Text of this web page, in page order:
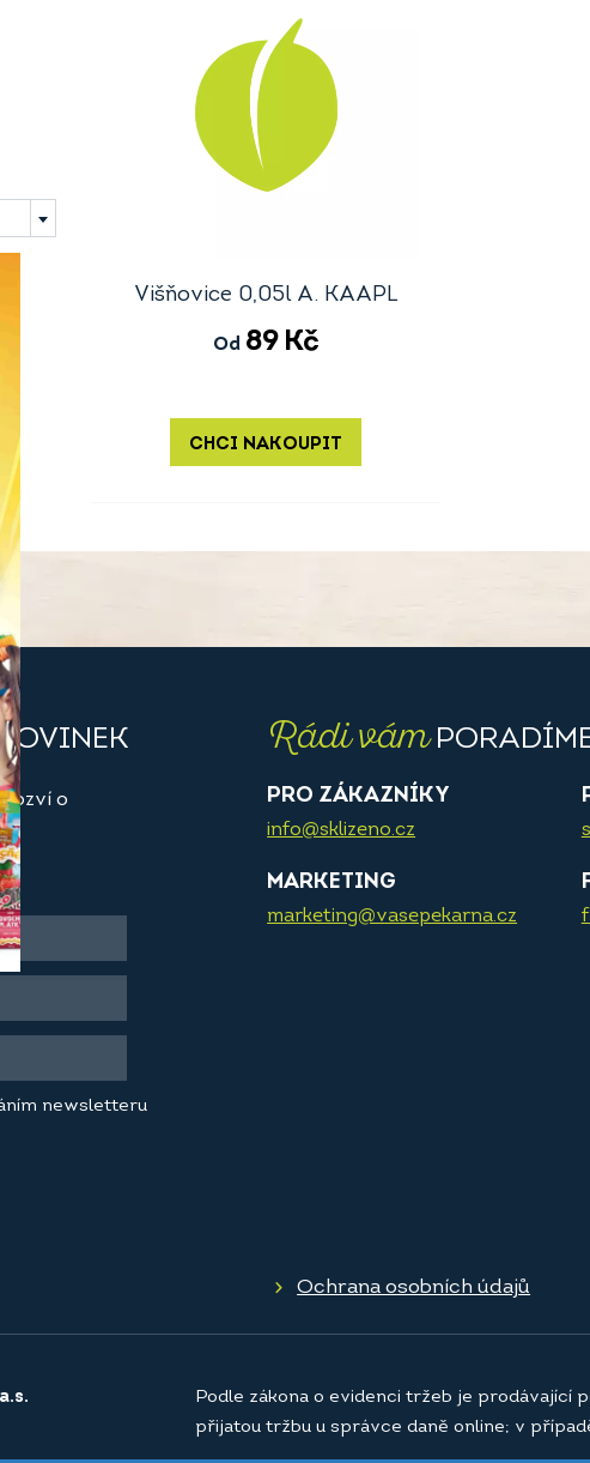
Višňovice 0,05l A. KAAPL
Od 89 Kč
CHCI NAKOUPIT
o
newsletteru
Rádi vám
PRO ZÁKAZNÍKY
info@sklizeno.cz
MARKETING
marketing@vasepekarna.cz
Ochrana osobních údajů
Podle zákona o evidenci tržeb je prodávající
přijatou tržbu u správce daně online; v